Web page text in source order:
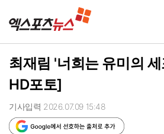
최재림 '너희는 유미의
HD포토]
기사입력 2026.07.09 15:48